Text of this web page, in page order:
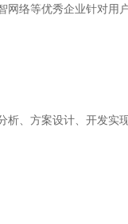
网络等优秀企业针对用
、方案设计、开发实